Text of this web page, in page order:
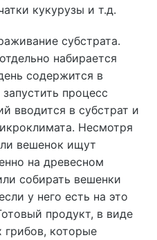
кукурузы и т.д.
субстрата.
набирается
содержится в
процесс
вводится в субстрат и
Несмотря
вешенок ищут
на древесном
собирать вешенки
у него есть на это
продукт, в виде
которые